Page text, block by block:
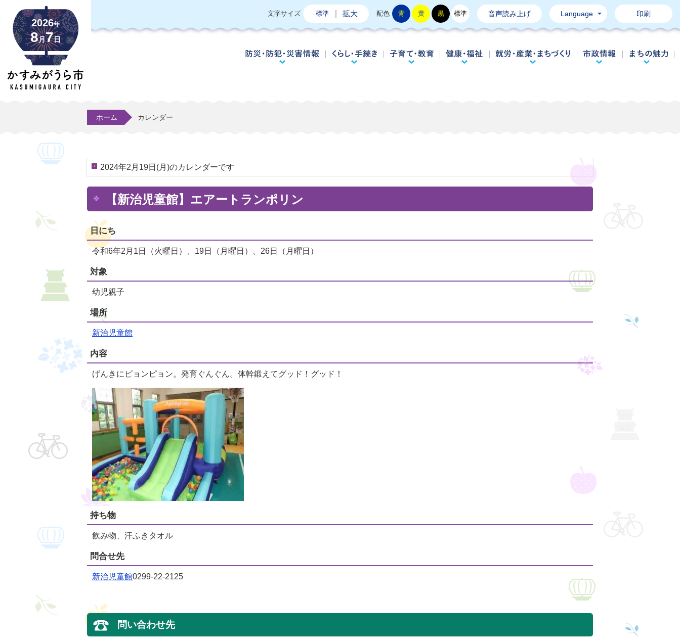
2026年
8月7日
文字サイズ 標準 拡大 配色 青 黄 黒 標準 音声読み上げ Language 印刷
防災・防犯・災害情報くらし・手続き子育て・教育 健康・福祉 就労・産業・まちづくり
市政情報
ホーム カレンダー
2024年2月19日(月)のカレンダーです
【新治児童館】エアートランポリン
日にち
令和6年2月1日（火曜日）、19日（月曜日）、26日（月曜日）
対象
幼児親子
場所
新治児童館
内容
げんきにピョンピョン。発育ぐんぐん。体幹鍛えてグッド！グッド！
持ち物
飲み物、汗ふきタオル
問合せ先
新治児童館0299-22-2125
問い合わせ先